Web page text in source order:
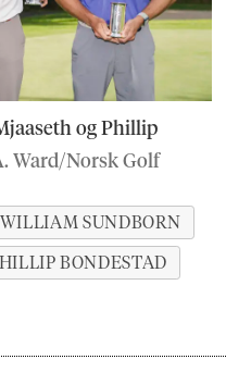
og Phillip
Ward/Norsk Golf
WILLIAM SUNDBORN
BONDESTAD